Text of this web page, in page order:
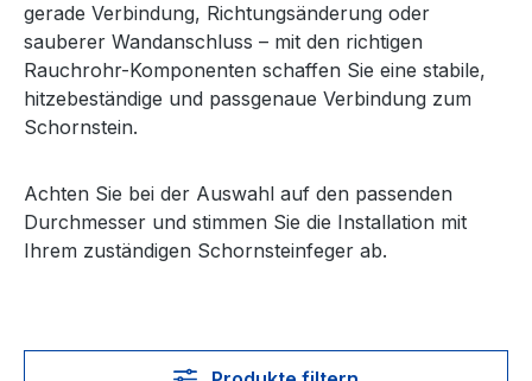
gerade Verbindung, Richtungsänderung oder
sauberer Wandanschluss – mit den richtigen
Rauchrohr-Komponenten schaffen Sie eine stabile,
hitzebeständige und passgenaue Verbindung zum
Schornstein.
Achten Sie bei der Auswahl auf den passenden
Durchmesser und stimmen Sie die Installation mit
Ihrem zuständigen Schornsteinfeger ab.